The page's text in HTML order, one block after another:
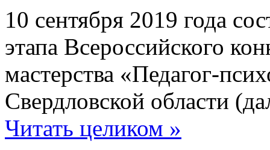
10 сентября 2019 года
этапа Всероссийского
мастерства «Педагог-
Свердловской области
Читать целиком »